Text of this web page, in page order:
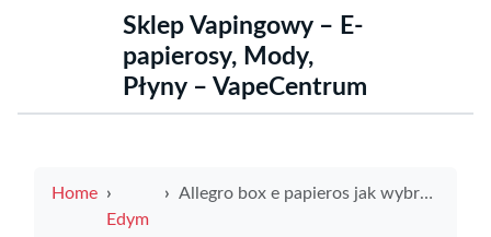
Sklep Vapingowy – E-
papierosy, Mody,
Płyny – VapeCentrum
Home
Edym
Allegro box e papieros jak wybrać najlepszą opcję dla siebie